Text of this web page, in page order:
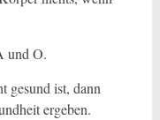
und O.
gesund ist, dann
ergeben.